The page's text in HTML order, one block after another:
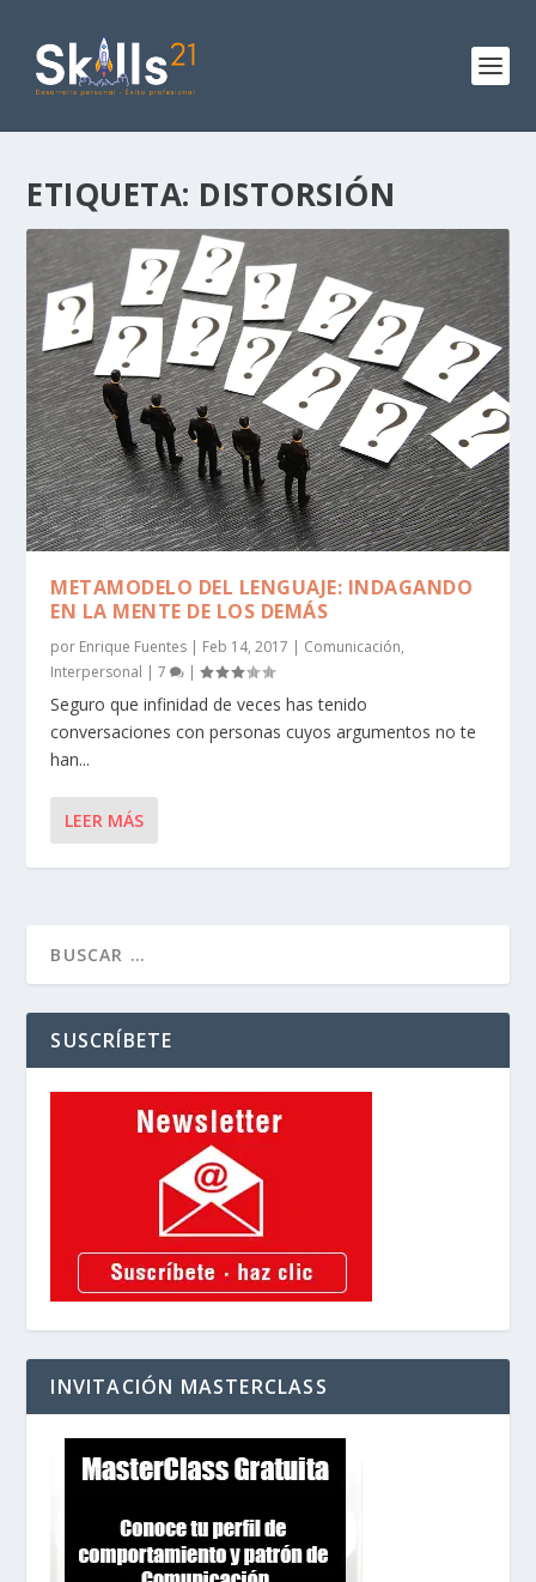
ETIQUETA: DISTORSIÓN
METAMODELO DEL LENGUAJE: INDAGANDO
EN LA MENTE DE LOS DEMÁS
por Enrique Fuentes | Feb 14, 2017 | Comunicación,
Interpersonal |7 |
Seguro que infinidad de veces has tenido
conversaciones con personas cuyos argumentos no te
han...
LEER MÁS
SUSCRÍBETE
INVITACIÓN MASTERCLASS